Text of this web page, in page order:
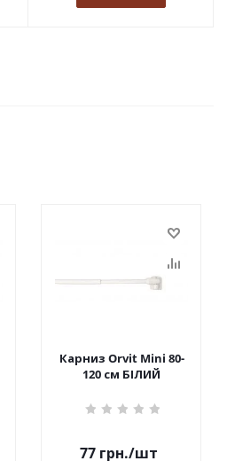
Карниз Orvit Mini 80-
120 см БІЛИЙ
77грн./шт